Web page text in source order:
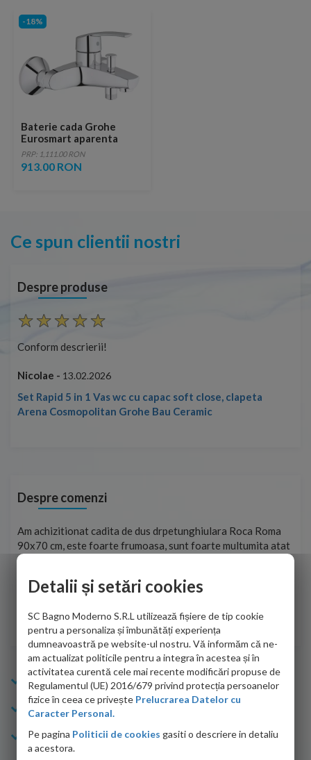
-18%
Baterie cada Grohe
Eurosmart aparenta
diverter crom
PRP: 1,111.00 RON
913.00 RON
Ce spun clientii nostri
Despre produse
Conform descrierii!
Nicolae - 13.02.2026
Set Rapid 5 in 1 Vas wc cu capac soft close, clapeta
Arena Cosmopolitan Grohe Bau Ceramic
Despre comenzi
Am achizitionat cadita de dus drpetunghiulara Roca Roma
90x70 cm, este foarte frumoasa, sunt foarte multumita atat
de personalul firmei dvs. cu care am colaborat in obtinerea
adus coletul in siguranta.Numai bine, va doresc!
Sofrone Viviana -28.07.2026
Info Bagno
Cumparaturi
Suport clienti
Detalii și setări cookies
SC Bagno Moderno S.R.L utilizează fișiere de tip cookie
pentru a personaliza și îmbunătăți experiența
dumneavoastră pe website-ul nostru. Vă informăm că ne-
am actualizat politicile pentru a integra în acestea și în
activitatea curentă cele mai recente modificări propuse de
Regulamentul (UE) 2016/679 privind protecția persoanelor
fizice în ceea ce privește Prelucrarea Datelor cu
Caracter Personal.
Pe pagina Politicii de cookies gasiti o descriere in detaliu
a acestora.